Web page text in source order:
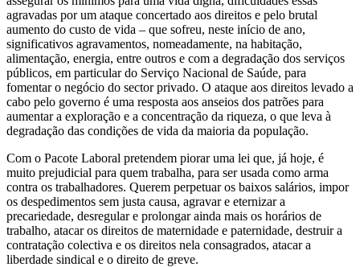
agravadas por um ataque concertado aos direitos e pelo brutal
aumento do custo de vida – que sofreu, neste início de ano,
significativos agravamentos, nomeadamente, na habitação,
alimentação, energia, entre outros e com a degradação dos serviços
públicos, em particular do Serviço Nacional de Saúde, para
fomentar o negócio do sector privado. O ataque aos direitos levado a
cabo pelo governo é uma resposta aos anseios dos patrões para
aumentar a exploração e a concentração da riqueza, o que leva à
degradação das condições de vida da maioria da população.
Com o Pacote Laboral pretendem piorar uma lei que, já hoje, é
muito prejudicial para quem trabalha, para ser usada como arma
contra os trabalhadores. Querem perpetuar os baixos salários, impor
os despedimentos sem justa causa, agravar e eternizar a
precariedade, desregular e prolongar ainda mais os horários de
trabalho, atacar os direitos de maternidade e paternidade, destruir a
contratação colectiva e os direitos nela consagrados, atacar a
liberdade sindical e o direito de greve.